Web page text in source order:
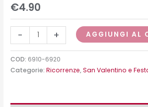
€4.90
- + AGGIUNGI AL
COD: 6910-6920
Categorie:Ricorrenze,San Valentino e